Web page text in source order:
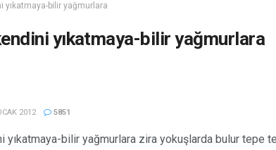
yıkatmaya-bilir yağmurlara
yıkatmaya-bilir yağmurlara
2012 5851
bilir yağmurlara zira yokuşlarda bulur tepe